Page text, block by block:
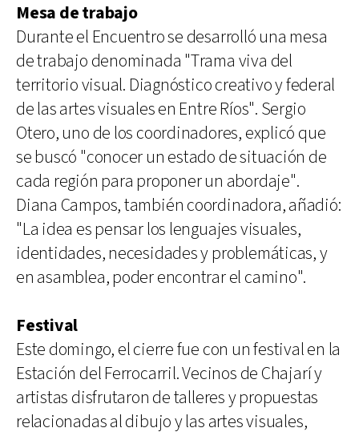
Mesa de trabajo
Durante el Encuentro se desarrolló una mesa
de trabajo denominada "Trama viva del
territorio visual. Diagnóstico creativo y federal
de las artes visuales en Entre Ríos". Sergio
Otero, uno de los coordinadores, explicó que
se buscó "conocer un estado de situación de
cada región para proponer un abordaje".
Diana Campos, también coordinadora, añadió:
"La idea es pensar los lenguajes visuales,
identidades, necesidades y problemáticas, y
en asamblea, poder encontrar el camino".
Festival
Este domingo, el cierre fue con un festival en la
Estación del Ferrocarril. Vecinos de Chajarí y
artistas disfrutaron de talleres y propuestas
relacionadas al dibujo y las artes visuales,